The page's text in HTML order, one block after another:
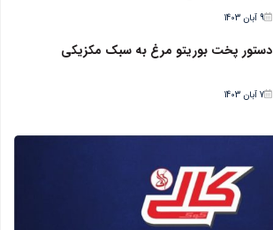
9 آبان 1403
دستور پخت بوریتو مرغ به سبک مکزیکی
7 آبان 1403